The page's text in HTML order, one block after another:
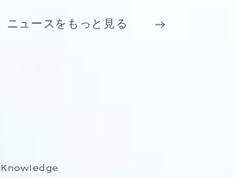
ニュースをもっと見る
Knowledge